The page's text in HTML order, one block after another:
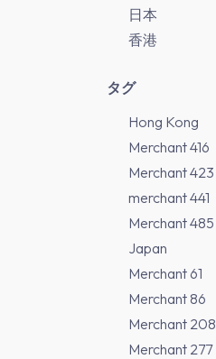
日本
香港
タグ
Hong Kong
Merchant 416
Merchant 423
merchant 441
Merchant 485
Japan
Merchant 61
Merchant 86
Merchant 208
Merchant 277